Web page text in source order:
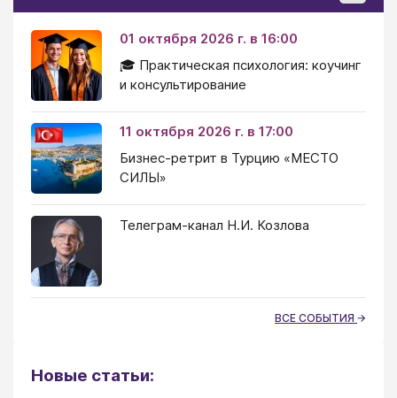
01 октября 2026 г. в 16:00
🎓 Практическая психология: коучинг
и консультирование
11 октября 2026 г. в 17:00
Бизнес-ретрит в Турцию «МЕСТО
СИЛЫ»
Телеграм-канал Н.И. Козлова
ВСЕ СОБЫТИЯ
Новые статьи: